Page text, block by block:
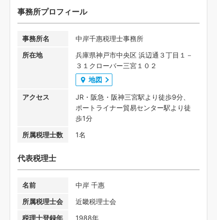
事務所プロフィール
事務所名
中岸千惠税理士事務所
所在地
兵庫県神戸市中央区 浜辺通３丁目１－
３１クローバー三宮１０２
地図
アクセス
JR・阪急・阪神三宮駅より徒歩9分、
ポートライナー貿易センター駅より徒
歩1分
所属税理士数
1名
代表税理士
名前
中岸 千惠
所属税理士会
近畿税理士会
税理士登録年
1988年